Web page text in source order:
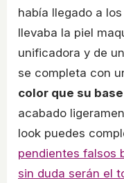
había llegado a
llevaba la piel
unificadora y de
se completa con
color que su
acabado
look puedes
pendientes falsos
sin duda serán el